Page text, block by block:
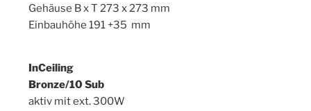
Gehäuse B x T 273 x 273 mm
Einbauhöhe 191 +35 mm
InCeiling
Bronze/10 Sub
aktiv mit ext. 300W